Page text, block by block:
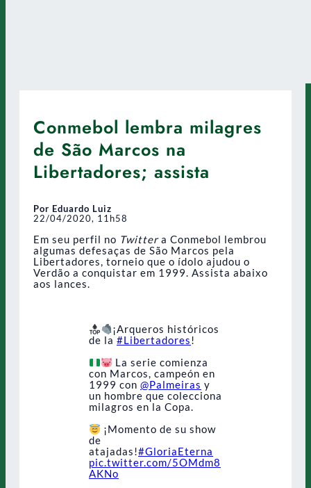
Conmebol lembra milagres
de São Marcos na
Libertadores; assista
Por Eduardo Luiz
22/04/2020, 11h58
Em seu perfil no Twittera Conmebol lembrou
algumas defesaças de São Marcos pela
Libertadores, torneio que o ídolo ajudou o
Verdão a conquistar em 1999. Assista abaixo
aos lances.
¡Arqueros históricos
de la #Libertadores!
La serie comienza
con Marcos, campeón en
1999 con @Palmeiras y
un hombre que colecciona
milagros en la Copa.
¡Momento de su show
de
atajadas!#GloriaEterna
pic.twitter.com/5OMdm8
AKNo